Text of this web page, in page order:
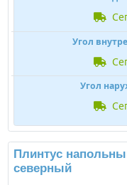
Угол
Угол
Плинтус
северный